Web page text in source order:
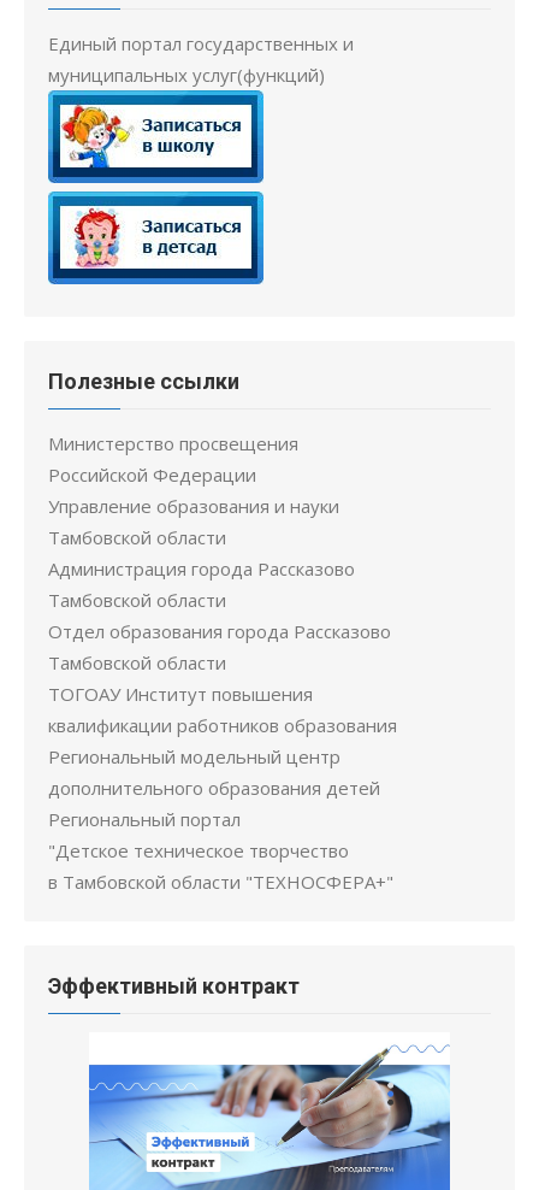
Единый портал государственных и
муниципальных услуг(функций)
Полезные ссылки
Министерство просвещения
Российской Федерации
Управление образования и науки
Тамбовской области
Администрация города Рассказово
Тамбовской области
Отдел образования города Рассказово
Тамбовской области
ТОГОАУ Институт повышения
квалификации работников образования
Региональный модельный центр
дополнительного образования детей
Региональный портал
"Детское техническое творчество
в Тамбовской области "ТЕХНОСФЕРА+"
Эффективный контракт